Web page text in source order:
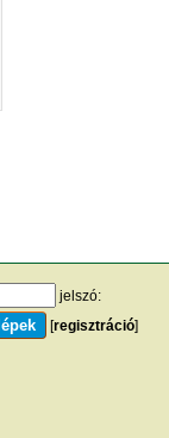
jelszó:
[regisztráció]